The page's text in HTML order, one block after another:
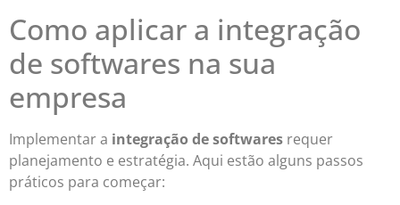
Como aplicar a integração
de softwares na sua
empresa
Implementar a integração de softwares requer
planejamento e estratégia. Aqui estão alguns passos
práticos para começar: